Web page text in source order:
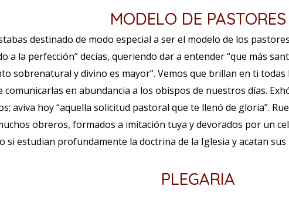
MODELO DE PASTORES
destinado de modo especial a ser el modelo de los
a la perfección” decías, queriendo dar a entender “que más
sobrenatural y divino es mayor”. Vemos que brillan en ti
comunicarlas en abundancia a los obispos de nuestros días.
aviva hoy “aquella solicitud pastoral que te llenó de gloria”.
obreros, formados a imitación tuya y devorados por un
si estudian profundamente la doctrina de la Iglesia y acatan sus
PLEGARIA